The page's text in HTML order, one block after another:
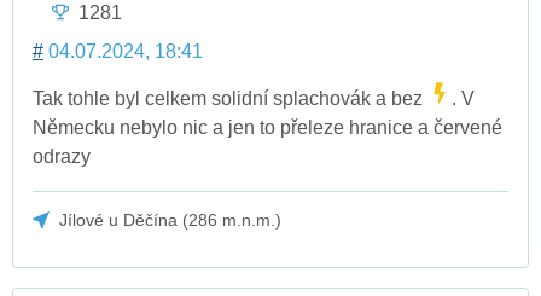
1281
# 04.07.2024, 18:41
Tak tohle byl celkem solidní splachovák a bez
. V
Německu nebylo nic a jen to přeleze hranice a červené
odrazy
Jílové u Děčína (286 m.n.m.)